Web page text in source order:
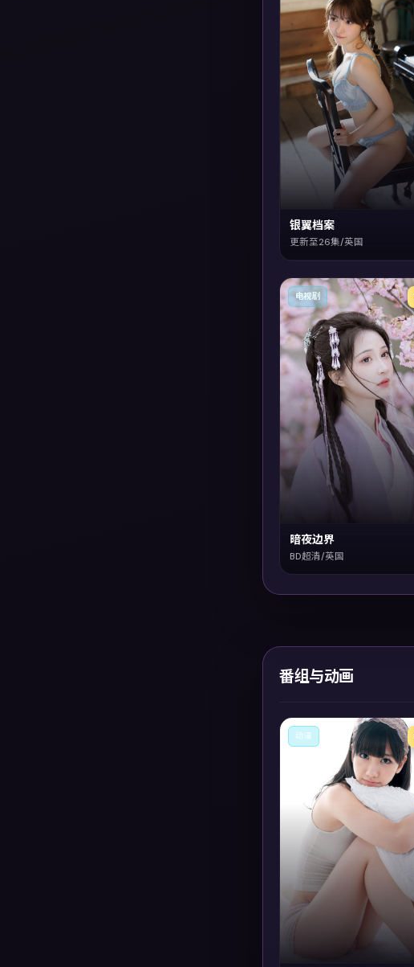
银翼档案
更新至26集/英国
电视剧
暗夜边界
BD超清/英国
番组与动画
动漫